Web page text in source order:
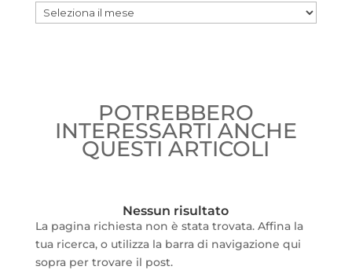
Archivio
POTREBBERO
INTERESSARTI ANCHE
QUESTI ARTICOLI
Nessun risultato
La pagina richiesta non è stata trovata. Affina la
tua ricerca, o utilizza la barra di navigazione qui
sopra per trovare il post.